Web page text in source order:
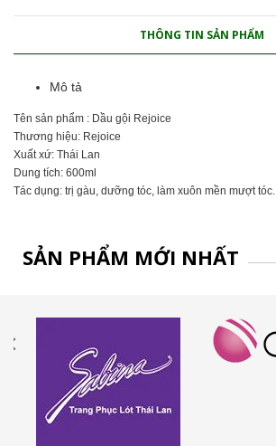
THÔNG TIN SẢN PHẨM
Mô tả
Tên sản phẩm : Dầu gội Rejoice
Thương hiệu: Rejoice
Xuất xứ: Thái Lan
Dung tích: 600ml
Tác dụng: trị gàu, dưỡng tóc, làm xuôn mền mượt tóc.
SẢN PHẨM MỚI NHẤT